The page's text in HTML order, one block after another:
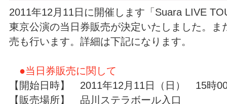
2011年12月11日に開催します「Suara LIVE
東京公演の当日券販売が決定いたしました。ま
売も行います。詳細は下記になります。
●当日券販売に関して
【開始日時】 2011年12月11日（日） 15時
【販売場所】 品川ステラボール入口